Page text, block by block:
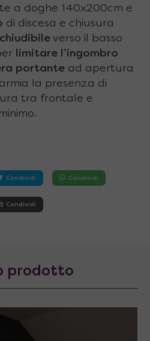
a doghe 140x200cm e
di discesa e chiusura
verso il basso
limitare l’ingombro
portante ad apertura
la presenza di
tra frontale e
Condividi Condividi
Condividi
prodotto